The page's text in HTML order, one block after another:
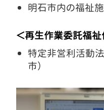
明石市内の福祉
＜再生作業委託福
特定非営利活動法
市）